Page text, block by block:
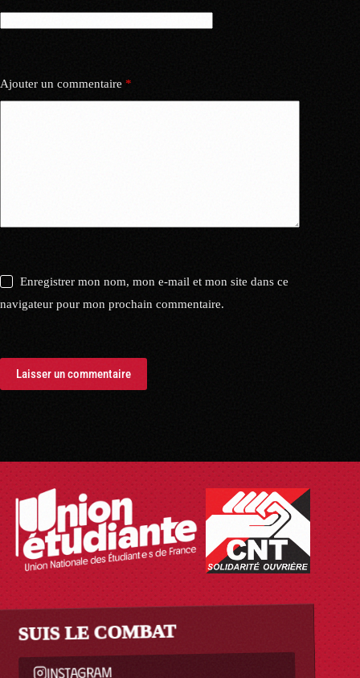
Ajouter un commentaire *
Enregistrer mon nom, mon e-mail et mon site dans ce
navigateur pour mon prochain commentaire.
Laisser un commentaire
SUIS LE COMBAT
INSTAGRAM